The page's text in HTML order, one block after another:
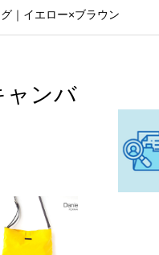
｜イエロー×ブラウン
ャンバ